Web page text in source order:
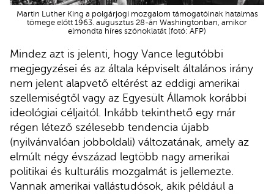
Martin Luther King a polgárjogi mozgalom támogatóinak hatalmas
tömege előtt 1963. augusztus 28-án Washingtonban, amikor
elmondta híres szónoklatát (fotó: AFP)
Mindez azt is jelenti, hogy Vance legutóbbi
megjegyzései és az általa képviselt általános irány
nem jelent alapvető eltérést az eddigi amerikai
szellemiségtől vagy az Egyesült Államok korábbi
ideológiai céljaitól. Inkább tekinthető egy már
régen létező szélesebb tendencia újabb
(nyilvánvalóan jobboldali) változatának, amely az
elmúlt négy évszázad legtöbb nagy amerikai
politikai és kulturális mozgalmát is jellemezte.
Vannak amerikai vallástudósok, akik például a